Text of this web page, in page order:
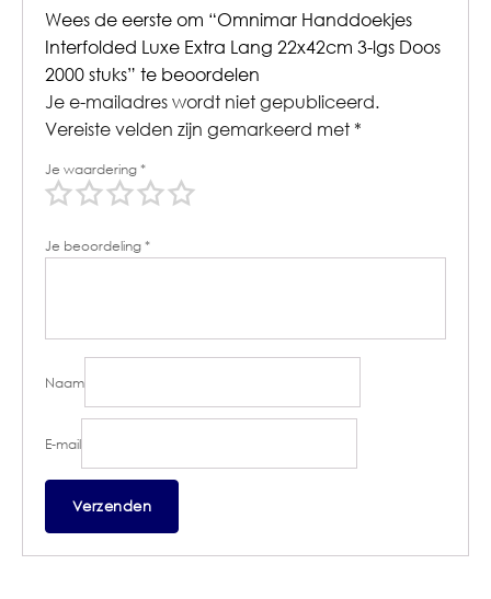
Wees de eerste om “Omnimar Handdoekjes
Interfolded Luxe Extra Lang 22x42cm 3-lgs Doos
2000 stuks” te beoordelen
Je e-mailadres wordt niet gepubliceerd.
Vereiste velden zijn gemarkeerd met *
Je waardering*
Je beoordeling*
Naam
E-mail